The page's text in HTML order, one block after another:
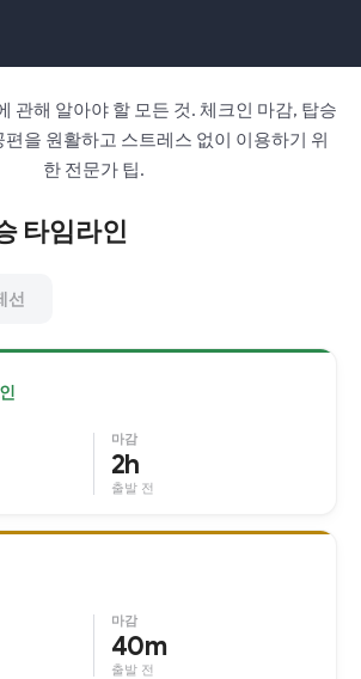
관해 알아야 할 모든 것. 체크인 마감, 탑승
을 원활하고 스트레스 없이 이용하기 위
한 전문가 팁.
타임라인
선
마감
2h
출발 전
마감
40m
출발 전